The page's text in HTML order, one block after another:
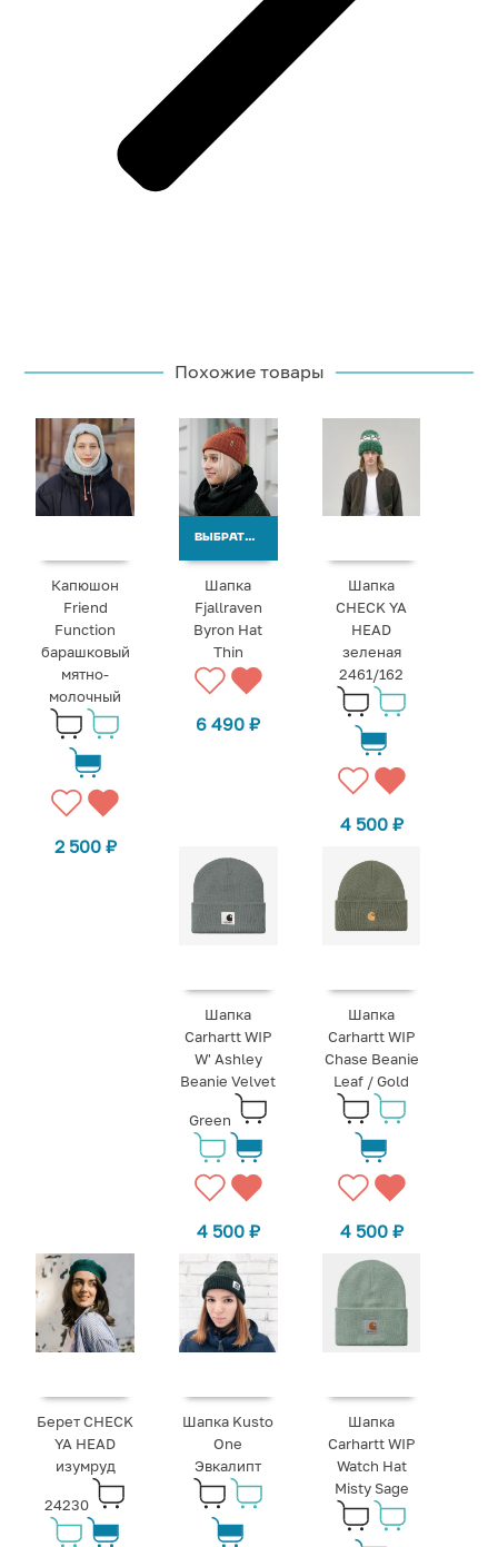
Похожие товары
Капюшон
Friend
Function
барашковый
мятно-
молочный
2 500 ₽
ВЫБРАТЬ ВАРИАНТЫ
Шапка
Fjallraven
Byron Hat
Thin
6 490₽
Шапка
CHECK YA
HEAD
зеленая
2461/162
4 500 ₽
Шапка
Carhartt WIP
W' Ashley
Beanie Velvet
Green
4 500 ₽
Шапка
Carhartt WIP
Chase Beanie
Leaf / Gold
4 500 ₽
Берет CHECK
YA HEAD
изумруд
24230
Шапка Kusto
One
Эвкалипт
Шапка
Carhartt WIP
Watch Hat
Misty Sage